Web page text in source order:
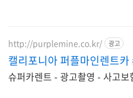
http://purplemine.co.kr/ 광고
캘리포니아 퍼플마인렌트
슈퍼카렌트 - 광고촬영 - 사고